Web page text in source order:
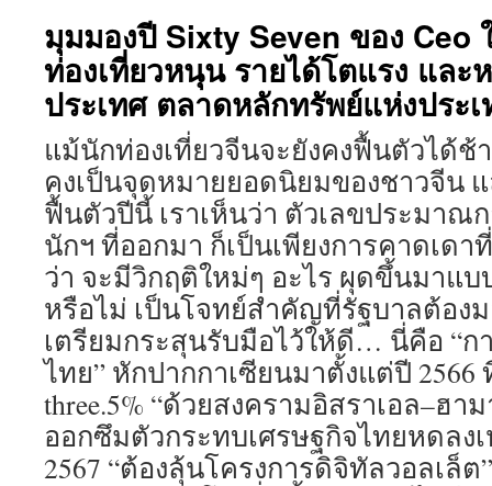
มุมมองปี Sixty Seven ของ Ceo
ท่องเที่ยวหนุน รายได้โตแรง และ
ประเทศ ตลาดหลักทรัพย์แห่งประ
แม้นักท่องเที่ยวจีนจะยังคงฟื้นตัวได้ช้
คงเป็นจุดหมายยอดนิยมของชาวจีน
ฟื้นตัวปีนี้ เราเห็นว่า ตัวเลขประมาณ
นักฯ ที่ออกมา ก็เป็นเพียงการคาดเดา
ว่า จะมีวิกฤติใหม่ๆ อะไร ผุดขึ้นมาแ
หรือไม่ เป็นโจทย์สำคัญที่รัฐบาลต้อง
เตรียมกระสุนรับมือไว้ให้ดี… นี่คือ “ก
ไทย” หักปากกาเซียนมาตั้งแต่ปี
three.5% “ด้วยสงครามอิสราเอล–ฮา
ออกซึมตัวกระทบเศรษฐกิจไทยหดลง
2567 “ต้องลุ้นโครงการดิจิทัลวอลเล็